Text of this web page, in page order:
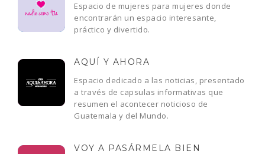
Espacio de mujeres para mujeres donde
encontrarán un espacio interesante,
práctico y divertido.
AQUÍ Y AHORA
Espacio dedicado a las noticias, presentado
a través de capsulas informativas que
resumen el acontecer noticioso de
Guatemala y del Mundo.
VOY A PASÁRMELA BIEN